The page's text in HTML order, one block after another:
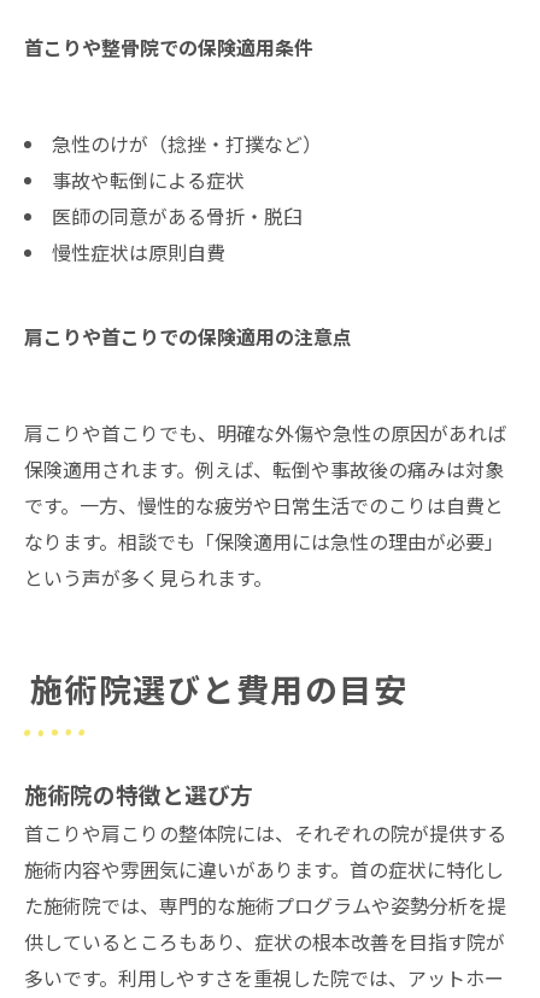
首こりや整骨院での保険適用条件
急性のけが（捻挫・打撲など）
事故や転倒による症状
医師の同意がある骨折・脱臼
慢性症状は原則自費
肩こりや首こりでの保険適用の注意点
肩こりや首こりでも、明確な外傷や急性の原因があれば
保険適用されます。例えば、転倒や事故後の痛みは対象
です。一方、慢性的な疲労や日常生活でのこりは自費と
なります。相談でも「保険適用には急性の理由が必要」
という声が多く見られます。
施術院選びと費用の目安
施術院の特徴と選び方
首こりや肩こりの整体院には、それぞれの院が提供する
施術内容や雰囲気に違いがあります。首の症状に特化し
た施術院では、専門的な施術プログラムや姿勢分析を提
供しているところもあり、症状の根本改善を目指す院が
多いです。利用しやすさを重視した院では、アットホー